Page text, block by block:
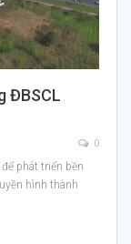
ĐBSCL
0
phát triển bền
hình thành